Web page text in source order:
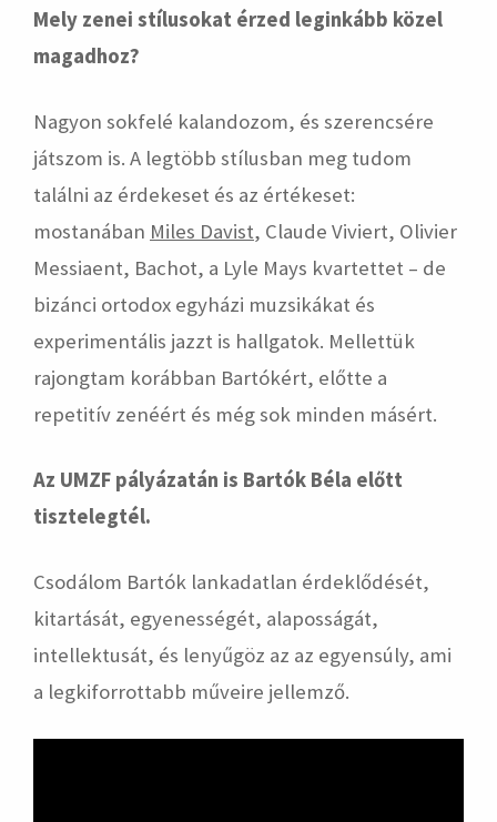
Mely zenei stílusokat érzed leginkább közel
magadhoz?
Nagyon sokfelé kalandozom, és szerencsére
játszom is. A legtöbb stílusban meg tudom
találni az érdekeset és az értékeset:
mostanában Miles Davist, Claude Viviert, Olivier
Messiaent, Bachot, a Lyle Mays kvartettet – de
bizánci ortodox egyházi muzsikákat és
experimentális jazzt is hallgatok. Mellettük
rajongtam korábban Bartókért, előtte a
repetitív zenéért és még sok minden másért.
Az UMZF pályázatán is Bartók Béla előtt
tisztelegtél.
Csodálom Bartók lankadatlan érdeklődését,
kitartását, egyenességét, alaposságát,
intellektusát, és lenyűgöz az az egyensúly, ami
a legkiforrottabb műveire jellemző.